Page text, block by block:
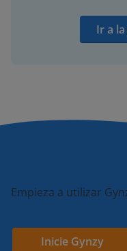
Ir a
Empieza a utilizar
Inicie Gynzy